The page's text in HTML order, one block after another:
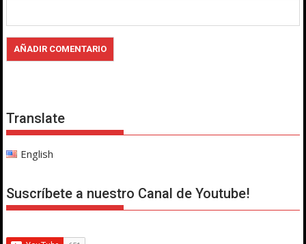
Translate
English
Suscríbete a nuestro Canal de Youtube!